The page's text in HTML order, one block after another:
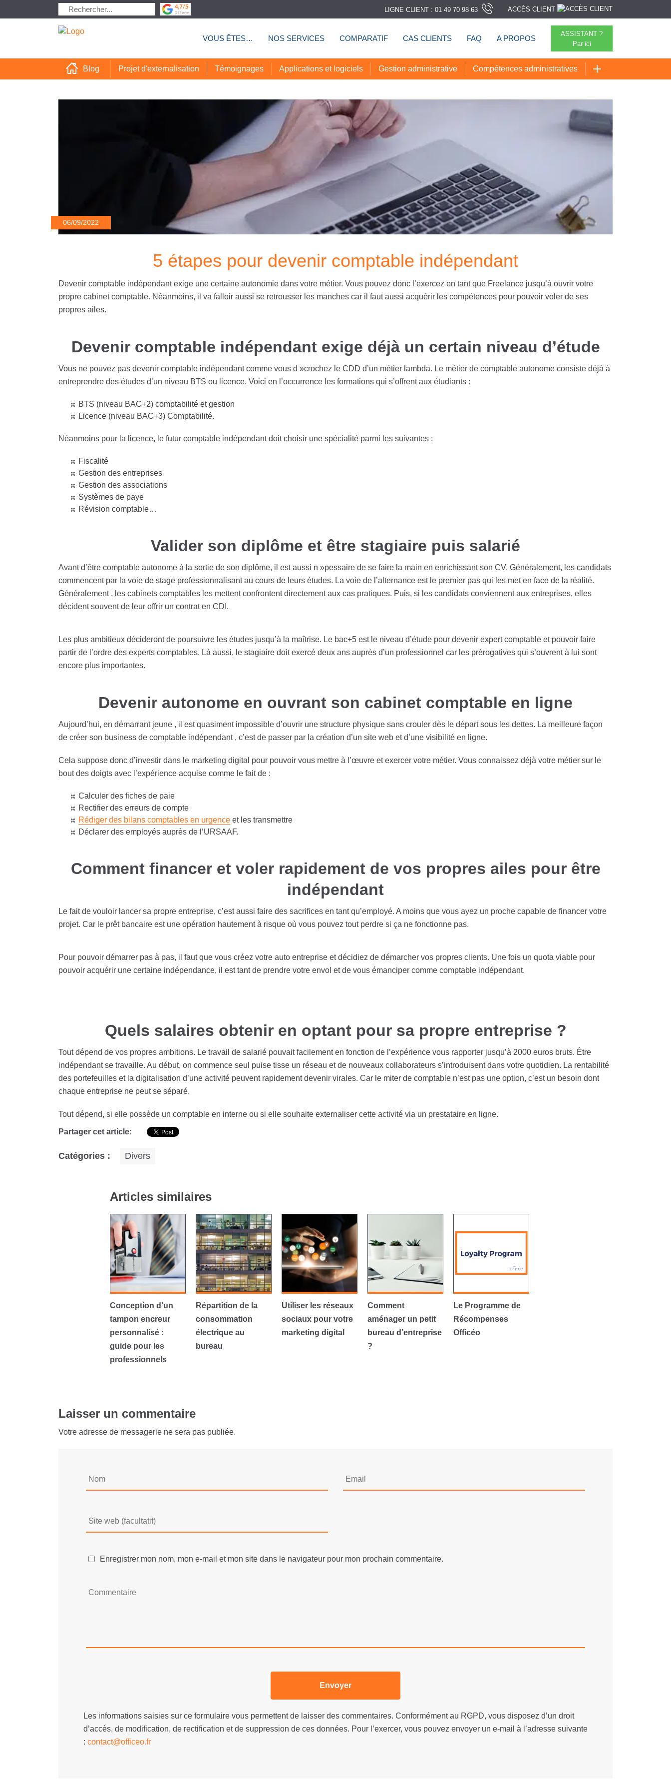
LIGNE CLIENT : 01 49 70 98 63 ACCÈS CLIENT
VOUS ÊTES… NOS SERVICES COMPARATIF CAS CLIENTS FAQ A PROPOS
ASSISTANT ?
Par ici
Blog Projet d'externalisation Témoignages Applications et logiciels Gestion administrative Compétences administratives
06/09/2022
5 étapes pour devenir comptable indépendant
Devenir comptable indépendant exige une certaine autonomie dans votre métier. Vous pouvez donc l’exercez en tant que Freelance jusqu’à ouvrir votre
propre cabinet comptable. Néanmoins, il va falloir aussi se retrousser les manches car il faut aussi acquérir les compétences pour pouvoir voler de ses
propres ailes.
Devenir comptable indépendant exige déjà un certain niveau d’étude
Vous ne pouvez pas devenir comptable indépendant comme vous d »crochez le CDD d’un métier lambda. Le métier de comptable autonome consiste déjà à
entreprendre des études d’un niveau BTS ou licence. Voici en l’occurrence les formations qui s’offrent aux étudiants :
BTS (niveau BAC+2) comptabilité et gestion
Licence (niveau BAC+3) Comptabilité.
Néanmoins pour la licence, le futur comptable indépendant doit choisir une spécialité parmi les suivantes :
Fiscalité
Gestion des entreprises
Gestion des associations
Systèmes de paye
Révision comptable…
Valider son diplôme et être stagiaire puis salarié
Avant d’être comptable autonome à la sortie de son diplôme, il est aussi n »pessaire de se faire la main en enrichissant son CV. Généralement, les candidats
commencent par la voie de stage professionnalisant au cours de leurs études. La voie de l’alternance est le premier pas qui les met en face de la réalité.
Généralement , les cabinets comptables les mettent confrontent directement aux cas pratiques. Puis, si les candidats conviennent aux entreprises, elles
décident souvent de leur offrir un contrat en CDI.
Les plus ambitieux décideront de poursuivre les études jusqu’à la maîtrise. Le bac+5 est le niveau d’étude pour devenir expert comptable et pouvoir faire
partir de l’ordre des experts comptables. Là aussi, le stagiaire doit exercé deux ans auprès d’un professionnel car les prérogatives qui s’ouvrent à lui sont
encore plus importantes.
Devenir autonome en ouvrant son cabinet comptable en ligne
Aujourd’hui, en démarrant jeune , il est quasiment impossible d’ouvrir une structure physique sans crouler dès le départ sous les dettes. La meilleure façon
de créer son business de comptable indépendant , c’est de passer par la création d’un site web et d’une visibilité en ligne.
Cela suppose donc d’investir dans le marketing digital pour pouvoir vous mettre à l’œuvre et exercer votre métier. Vous connaissez déjà votre métier sur le
bout des doigts avec l’expérience acquise comme le fait de :
Calculer des fiches de paie
Rectifier des erreurs de compte
Rédiger des bilans comptables en urgence et les transmettre
Déclarer des employés auprès de l’URSAAF.
Comment financer et voler rapidement de vos propres ailes pour être
indépendant
Le fait de vouloir lancer sa propre entreprise, c’est aussi faire des sacrifices en tant qu’employé. A moins que vous ayez un proche capable de financer votre
projet. Car le prêt bancaire est une opération hautement à risque où vous pouvez tout perdre si ça ne fonctionne pas.
Pour pouvoir démarrer pas à pas, il faut que vous créez votre auto entreprise et décidiez de démarcher vos propres clients. Une fois un quota viable pour
pouvoir acquérir une certaine indépendance, il est tant de prendre votre envol et de vous émanciper comme comptable indépendant.
Quels salaires obtenir en optant pour sa propre entreprise ?
Tout dépend de vos propres ambitions. Le travail de salarié pouvait facilement en fonction de l’expérience vous rapporter jusqu’à 2000 euros bruts. Être
indépendant se travaille. Au début, on commence seul puise tisse un réseau et de nouveaux collaborateurs s’introduisent dans votre quotidien. La rentabilité
des portefeuilles et la digitalisation d’une activité peuvent rapidement devenir virales. Car le miter de comptable n’est pas une option, c’est un besoin dont
chaque entreprise ne peut se séparé.
Tout dépend, si elle possède un comptable en interne ou si elle souhaite externaliser cette activité via un prestataire en ligne.
Partager cet article:
Catégories : Divers
Articles similaires
Conception d’un
tampon encreur
personnalisé :
guide pour les
professionnels
Répartition de la
consommation
électrique au
bureau
Utiliser les réseaux
sociaux pour votre
marketing digital
Comment
aménager un petit
bureau d’entreprise
?
Le Programme de
Récompenses
Officéo
Laisser un commentaire
Votre adresse de messagerie ne sera pas publiée.
Enregistrer mon nom, mon e-mail et mon site dans le navigateur pour mon prochain commentaire.
Les informations saisies sur ce formulaire vous permettent de laisser des commentaires. Conformément au RGPD, vous disposez d’un droit
d’accès, de modification, de rectification et de suppression de ces données. Pour l’exercer, vous pouvez envoyer un e-mail à l’adresse suivante
: contact@officeo.fr